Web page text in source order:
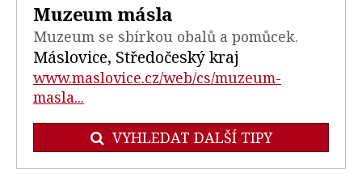
Muzeum másla
Muzeum se sbírkou obalů a pomůcek.
Máslovice, Středočeský kraj
www.maslovice.cz/web/cs/muzeum-
masla...
VYHLEDAT DALŠÍ TIPY